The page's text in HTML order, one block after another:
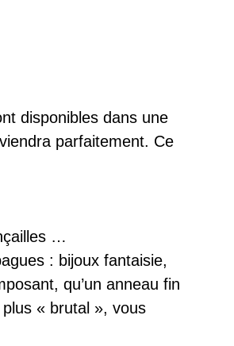
disponibles dans une
parfaitement. Ce
…
: bijoux fantaisie,
qu’un anneau fin
« brutal », vous